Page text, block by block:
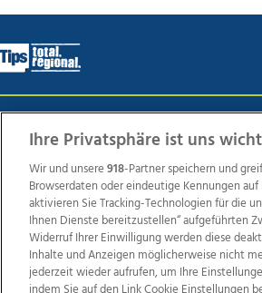
Wir über uns Mediadaten
TV1 di-mog-i.at OÖNow
Ihre Privatsphäre ist uns
Wir und unsere918-Partner speichern und
Browserdaten oder eindeutige Kennungen
aktivieren Sie Tracking-Technologien für die
Ihnen Dienste bereitzustellen“ aufgeführten
Widerruf Ihrer Einwilligung werden diese
Inhalte und Anzeigen möglicherweise nicht
jederzeit wieder aufrufen, um Ihre